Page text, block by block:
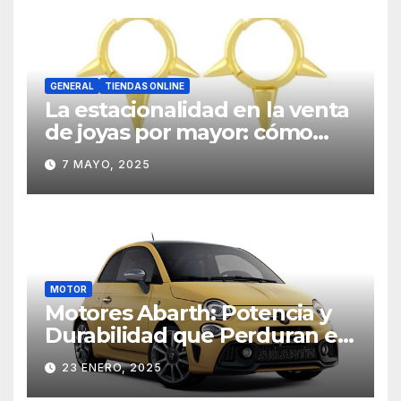
GENERAL TIENDAS ONLINE
La estacionalidad en la venta
de joyas por mayor: cómo
planificar estratégicamente
7 MAYO, 2025
MOTOR
Motores Abarth: Potencia y
Durabilidad que Perduran en
el Tiempo
23 ENERO, 2025